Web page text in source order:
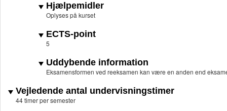
Hjælpemidler
Oplyses på kurset
ECTS-point
5
Uddybende information
Eksamensformen ved reeksamen kan være en anden end
Vejledende antal undervisningstimer
44 timer per semester